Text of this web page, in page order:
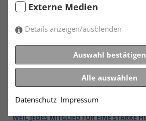
Externe Medien
Details anzeigen/ausblenden
Auswahl bestätigen
Alle auswählen
Datenschutz Impressum